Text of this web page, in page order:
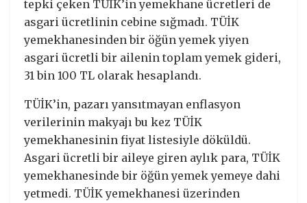
tepki çeken TÜİK’in yemekhane ücretleri de
asgari ücretlinin cebine sığmadı. TÜİK
yemekhanesinden bir öğün yemek yiyen
asgari ücretli bir ailenin toplam yemek gideri,
31 bin 100 TL olarak hesaplandı.
TÜİK’in, pazarı yansıtmayan enflasyon
verilerinin makyajı bu kez TÜİK
yemekhanesinin fiyat listesiyle döküldü.
Asgari ücretli bir aileye giren aylık para, TÜİK
yemekhanesinde bir öğün yemek yemeye dahi
yetmedi. TÜİK yemekhanesi üzerinden